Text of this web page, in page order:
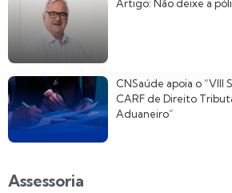
Artigo: Não deixe a
CNSaúde apoia o “VIII
CARF de Direito
Aduaneiro”
Assessoria